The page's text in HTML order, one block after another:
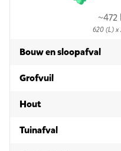
620 (L) x
Bouw en sloopafvalin
Grofvuilin 40m³
Houtin 40m³
Tuinafvalin 40m³